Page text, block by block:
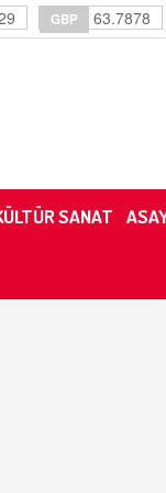
GBP 63.7878
SANAT